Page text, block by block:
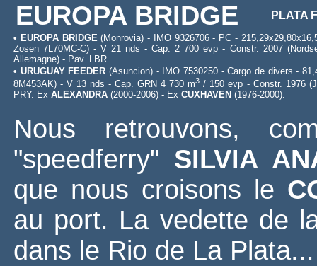
EUROPA BRIDGE PLATA
• EUROPA BRIDGE(Monrovia) - IMO 9326706 - PC -
Zosen 7L70MC-C) - V 21 nds - Cap. 2 700 evp - Constr. 2007
Allemagne) - Pav. LBR.
• URUGUAY FEEDER (Asuncion) - IMO 7530250 - Cargo de divers -
8M453AK) - V 13 nds - Cap. GRN 4 730 m3 / 150 evp - Constr. 1976
PRY. Ex ALEXANDRA (2000-2006) - Ex CUXHAVEN (1976-2000).
Nous retrouvons,
"speedferry" SILVIA
que nous croisons le
au port. La vedette de
dans le Rio de La